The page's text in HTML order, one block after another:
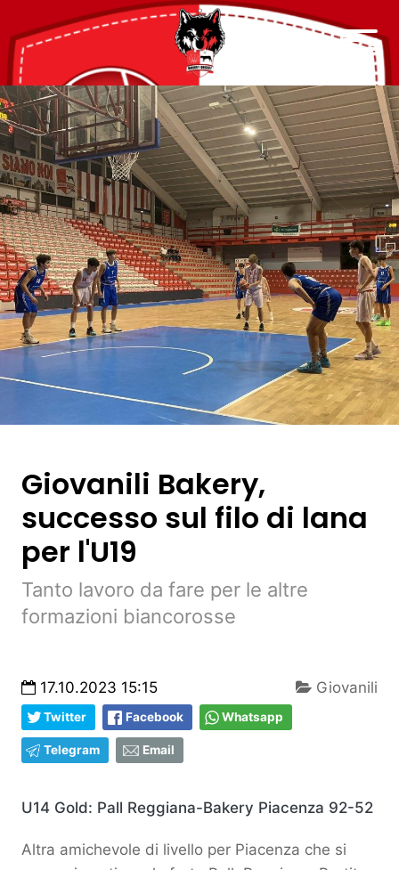
Giovanili Bakery,
successo sul filo di lana
per l'U19
Tanto lavoro da fare per le altre
formazioni biancorosse
17.10.2023 15:15 Giovanili
Twitter Facebook Whatsapp
Telegram Email
U14 Gold: Pall Reggiana-Bakery Piacenza 92-52
Altra amichevole di livello per Piacenza che si